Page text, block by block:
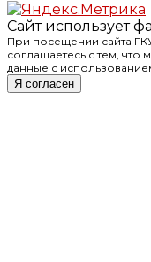
Сайт использует
При посещении сайта
соглашаетесь с тем,
данные с
Я согласен